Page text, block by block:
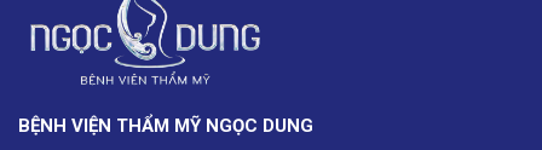
BỆNH VIỆN THẨM MỸ NGỌC DUNG